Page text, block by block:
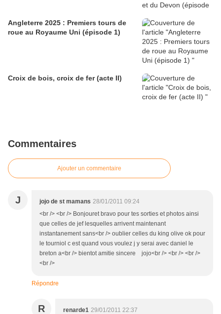
Angleterre 2025 : Premiers tours de
roue au Royaume Uni (épisode 1)
Croix de bois, croix de fer (acte II)
Commentaires
Ajouter un commentaire
J jojo de st mamans 28/01/2011 09:24
<br /> <br /> Bonjouret bravo pour tes sorties et photos ainsi
que celles de jef lesquelles arrivent maintenant
instantanement sans<br /> oublier celles du king olive ok pour
le tourniol c est quand vous voulez j y serai avec daniel le
breton a<br /> bientot amitie sincere jojo<br /> <br /> <br />
<br />
Répondre
R renarde1 29/01/2011 22:37